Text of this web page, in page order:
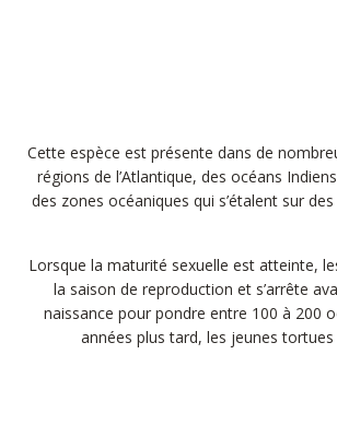
Cette espèce est présente dans de
régions de l’Atlantique, des océans
des zones océaniques qui s’étalent sur
Lorsque la maturité sexuelle est atteinte,
la saison de reproduction et s’arrête
naissance pour pondre entre 100 à 200
années plus tard, les jeunes